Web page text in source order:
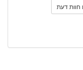
חוות דעת